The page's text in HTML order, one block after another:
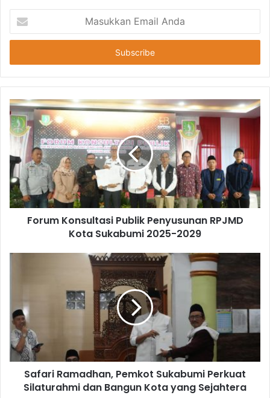
Email
Anda
Forum Konsultasi Publik Penyusunan RPJMD
Kota Sukabumi 2025-2029
Safari Ramadhan, Pemkot Sukabumi Perkuat
Silaturahmi dan Bangun Kota yang Sejahtera